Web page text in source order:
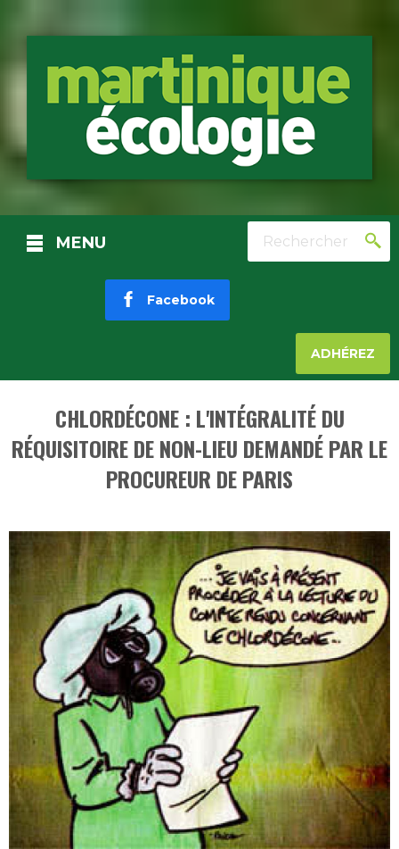
MENU Rechercher
Facebook
ADHÉREZ
CHLORDÉCONE : L'INTÉGRALITÉ DU
RÉQUISITOIRE DE NON-LIEU DEMANDÉ PAR LE
PROCUREUR DE PARIS